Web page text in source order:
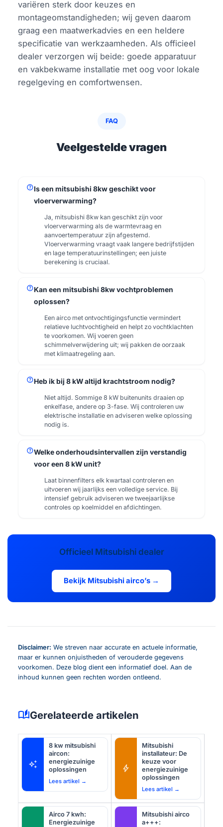
variëren sterk door keuzes en
montageomstandigheden; wij geven daarom
graag een maatwerkadvies en een heldere
specificatie van werkzaamheden. Als officieel
dealer verzorgen wij beide: goede apparatuur
en vakbekwame installatie met oog voor lokale
regelgeving en comfortwensen.
FAQ
Veelgestelde vragen
helpIs een mitsubishi 8kw geschikt voor
vloerverwarming?
Ja, mitsubishi 8kw kan geschikt zijn voor
vloerverwarming als de warmtevraag en
aanvoertemperatuur zijn afgestemd.
Vloerverwarming vraagt vaak langere bedrijfstijden
en lage temperatuurinstellingen; een juiste
berekening is cruciaal.
helpKan een mitsubishi 8kw vochtproblemen
oplossen?
Een airco met ontvochtigingsfunctie vermindert
relatieve luchtvochtigheid en helpt zo vochtklachten
te voorkomen. Wij voeren geen
schimmelverwijdering uit; wij pakken de oorzaak
met klimaatregeling aan.
helpHeb ik bij 8 kW altijd krachtstroom nodig?
Niet altijd. Sommige 8 kW buitenunits draaien op
enkelfase, andere op 3-fase. Wij controleren uw
elektrische installatie en adviseren welke oplossing
nodig is.
helpWelke onderhoudsintervallen zijn verstandig
voor een 8 kW unit?
Laat binnenfilters elk kwartaal controleren en
uitvoeren wij jaarlijks een volledige service. Bij
intensief gebruik adviseren we tweejaarlijkse
controles op koelmiddel en afdichtingen.
Officieel Mitsubishi dealer
Bekijk Mitsubishi airco’s →
Disclaimer: We streven naar accurate en actuele informatie,
maar er kunnen onjuistheden of verouderde gegevens
voorkomen. Deze blog dient een informatief doel. Aan de
inhoud kunnen geen rechten worden ontleend.
auto_storiesGerelateerde artikelen
auto_awesome
8 kw mitsubishi
aircon:
energiezuinige
oplossingen
Lees artikel →
bolt
Mitsubishi
installateur: De
keuze voor
energiezuinige
oplossingen
Lees artikel →
Airco 7 kwh:
Energiezuinige
Mitsubishi airco
a+++: